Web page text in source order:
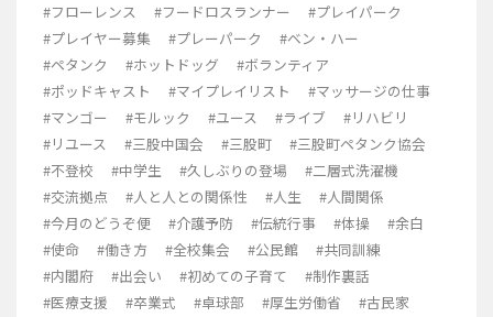
#フローレンス
#フードロスランナー
#プレイパーク
#プレイヤー募集
#プレーパーク
#ベン・ハー
#ペタンク
#ホットドッグ
#ボランティア
#ポッドキャスト
#マイプレイリスト
#マッサージの仕事
#マンゴー
#モルック #ユース #ライブ
#リハビリ
#リユース
#三股中国会 #三股町
#三股町ペタンク協会
#不登校
#中学生 #久しぶりの登場
#二層式洗濯機
#交流拠点
#人と人との関係性 #人生
#人間関係
#今月のどうぞ便
#介護予防 #伝統行事 #体操
#余白
#使命
#働き方 #全校集会 #公民館
#共同訓練
#内閣府
#出会い #初めての子育て
#制作裏話
#医療支援
#卒業式 #卓球部 #厚生労働省
#古民家